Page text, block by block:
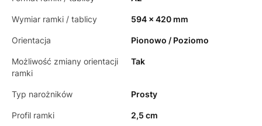
Wymiar ramki / tablicy 594 x 420 mm
Orientacja Pionowo / Poziomo
Możliwość zmiany orientacji
ramki
Tak
Typ narożników Prosty
Profil ramki 2,5 cm